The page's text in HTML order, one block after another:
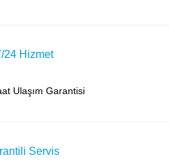
24 Hizmet
Ulaşım Garantisi
Servis